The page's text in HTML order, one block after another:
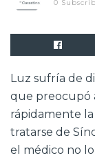
0
Luz sufría de
que preocupó
rápidamente
tratarse de
el médico no